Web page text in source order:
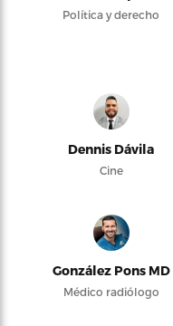
Política y derecho
Dennis Dávila
Cine
González Pons MD
Médico radiólogo